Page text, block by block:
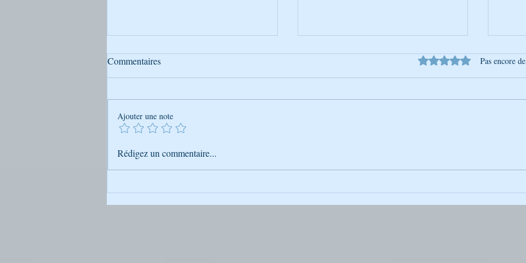
Ben Ametsarim — Le monde
Commentaires Noté 0 étoile sur 5.
Pas encore
Ajouter une note
Rédigez un commentaire...